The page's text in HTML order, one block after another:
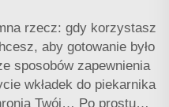
rzecz: gdy korzystasz
aby gotowanie było
sposobów zapewnienia
wkładek do piekarnika
Twój… Po prostu…